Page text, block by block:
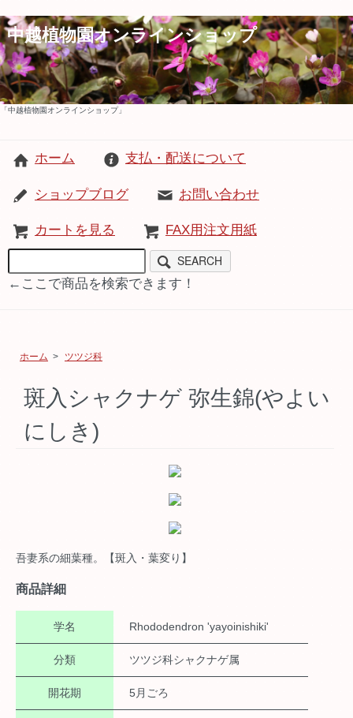
中越植物園オンラインショップ
「中越植物園オンラインショップ」
ホーム 支払・配送について
ショップブログ お問い合わせ
カートを見る FAX用注文用紙
SEARCH
←ここで商品を検索できます！
ホーム > ツツジ科
斑入シャクナゲ 弥生錦(やよい
にしき)
吾妻系の細葉種。【斑入・葉変り】
商品詳細
学名 Rhododendron 'yayoinishiki'
分類 ツツジ科シャクナゲ属
開花期 5月ごろ